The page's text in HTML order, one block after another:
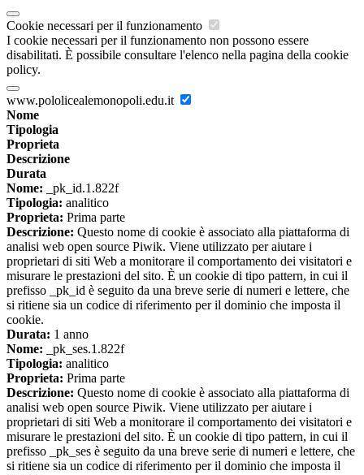
Cookie necessari per il funzionamento
I cookie necessari per il funzionamento non possono essere
disabilitati. È possibile consultare l'elenco nella pagina della cookie
policy.
www.pololicealemonopoli.edu.it
Nome
Tipologia
Proprieta
Descrizione
Durata
Nome: _pk_id.1.822f
Tipologia: analitico
Proprieta: Prima parte
Descrizione: Questo nome di cookie è associato alla piattaforma di
analisi web open source Piwik. Viene utilizzato per aiutare i
proprietari di siti Web a monitorare il comportamento dei visitatori e
misurare le prestazioni del sito. È un cookie di tipo pattern, in cui il
prefisso _pk_id è seguito da una breve serie di numeri e lettere, che
si ritiene sia un codice di riferimento per il dominio che imposta il
cookie.
Durata: 1 anno
Nome: _pk_ses.1.822f
Tipologia: analitico
Proprieta: Prima parte
Descrizione: Questo nome di cookie è associato alla piattaforma di
analisi web open source Piwik. Viene utilizzato per aiutare i
proprietari di siti Web a monitorare il comportamento dei visitatori e
misurare le prestazioni del sito. È un cookie di tipo pattern, in cui il
prefisso _pk_ses è seguito da una breve serie di numeri e lettere, che
si ritiene sia un codice di riferimento per il dominio che imposta il